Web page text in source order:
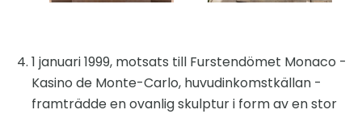
1 januari 1999, motsats till Furstendömet Monaco -
Kasino de Monte-Carlo, huvudinkomstkällan -
framträdde en ovanlig skulptur i form av en stor